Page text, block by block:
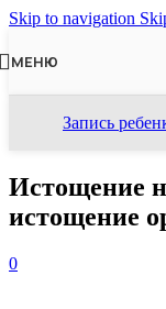
Skip to navigation
МЕНЮ
Запись
Истощение
истощение
0